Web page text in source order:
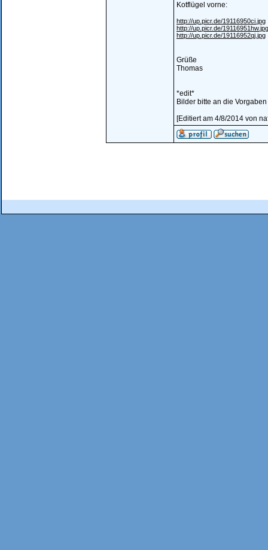
Kotflügel vorne:
http://up.picr.de/19116950ci.jpg
http://up.picr.de/19116951hw.jpg
http://up.picr.de/19116952qj.jpg
Grüße
Thomas
*edit*
Bilder bitte an die
[Editiert am 4/8/2014 von